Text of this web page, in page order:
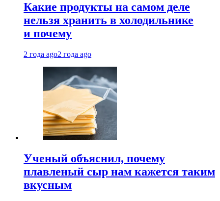
Какие продукты на самом деле
нельзя хранить в холодильнике
и почему
2 года ago2 года ago
Ученый объяснил, почему
плавленый сыр нам кажется таким
вкусным